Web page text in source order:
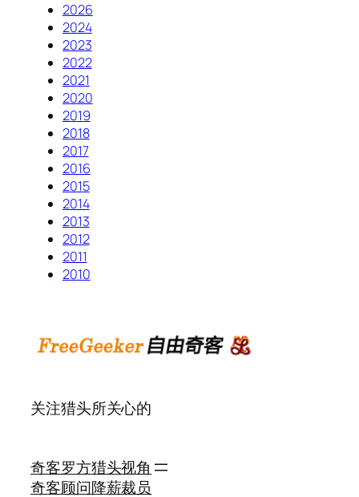
2026
2024
2023
2022
2021
2020
2019
2018
2017
2016
2015
2014
2013
2012
2011
2010
关注猎头所关心的
奇客罗方
奇客顾问
猎头视角
降薪裁员